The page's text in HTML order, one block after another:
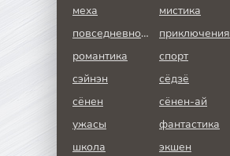
меха
мистика
повседневность
приключения
романтика
спорт
сэйнэн
сёдзё
сёнен
сёнен-ай
ужасы
фантастика
школа
экшен